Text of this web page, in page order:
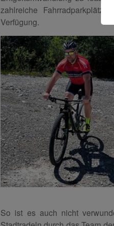
zahlreiche
Verfügung.
So ist es auch nicht